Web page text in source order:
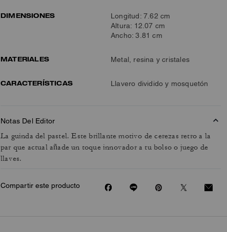
DIMENSIONES
Longitud: 7.62 cm
Altura: 12.07 cm
Ancho: 3.81 cm
MATERIALES Metal, resina y cristales
CARACTERÍSTICAS Llavero dividido y mosquetón
Notas Del Editor
La guinda del pastel. Este brillante motivo de cerezas retro a la
par que actual añade un toque innovador a tu bolso o juego de
llaves.
Compartir este producto